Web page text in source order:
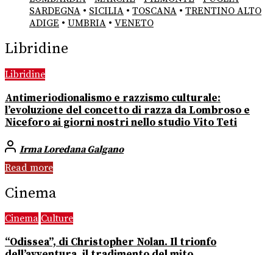
SARDEGNA • SICILIA • TOSCANA • TRENTINO ALTO
ADIGE • UMBRIA • VENETO
Libridine
Libridine
Antimeriodionalismo e razzismo culturale:
l’evoluzione del concetto di razza da Lombroso e
Niceforo ai giorni nostri nello studio Vito Teti
Irma Loredana Galgano
Read more
Cinema
Cinema Culture
“Odissea”, di Christopher Nolan. Il trionfo